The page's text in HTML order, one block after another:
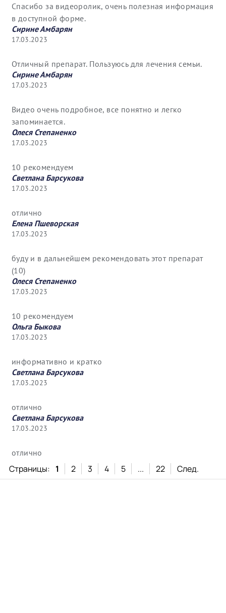
Спасибо за видеоролик, очень полезная информация
в доступной форме.
Сирине Амбарян
17.03.2023
Отличный препарат. Пользуюсь для лечения семьи.
Сирине Амбарян
17.03.2023
Видео очень подробное, все понятно и легко
запоминается.
Олеся Степаненко
17.03.2023
10 рекомендуем
Светлана Барсукова
17.03.2023
отлично
Елена Пшеворская
17.03.2023
буду и в дальнейшем рекомендовать этот препарат
(10)
Олеся Степаненко
17.03.2023
10 рекомендуем
Ольга Быкова
17.03.2023
информативно и кратко
Светлана Барсукова
17.03.2023
отлично
Светлана Барсукова
17.03.2023
отлично
Страницы: 1 2 3 4 5 ... 22 След.